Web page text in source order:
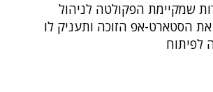
שמקיימת הפקולטה לניהול
הסטארט-אפ הזוכה ותעניק לו